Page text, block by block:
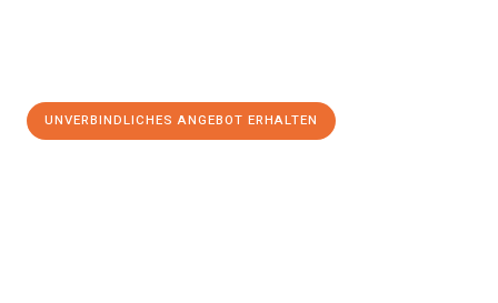
UNVERBINDLICHES ANGEBOT ERHALTEN